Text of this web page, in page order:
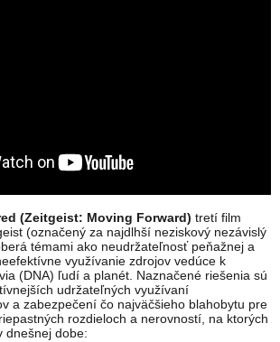
(Zeitgeist: Moving Forward) tretí film
(označený za najdlhší neziskový nezávislý
témami ako neudržateľnosť peňažnej a
využívanie zdrojov vedúce k
(DNA) ľudí a planét. Naznačené riešenia sú
udržateľných využívaní
a zabezpečení čo najväčšieho blahobytu pre
rozdieloch a nerovností, na ktorých
dnešnej dobe: